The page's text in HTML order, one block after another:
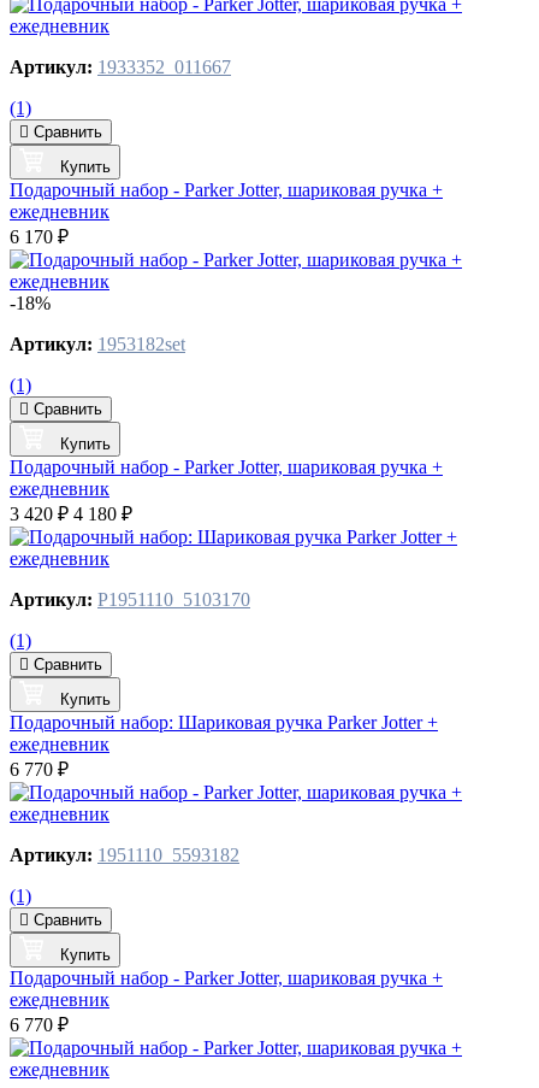
Артикул: 1933352_011667
(1)
Сравнить
Купить
Подарочный набор - Parker Jotter, шариковая ручка +
ежедневник
6 170 ₽
-18%
Артикул: 1953182set
(1)
Сравнить
Купить
Подарочный набор - Parker Jotter, шариковая ручка +
ежедневник
3 420 ₽ 4 180 ₽
Артикул: P1951110_5103170
(1)
Сравнить
Купить
Подарочный набор: Шариковая ручка Parker Jotter +
ежедневник
6 770 ₽
Артикул: 1951110_5593182
(1)
Сравнить
Купить
Подарочный набор - Parker Jotter, шариковая ручка +
ежедневник
6 770 ₽